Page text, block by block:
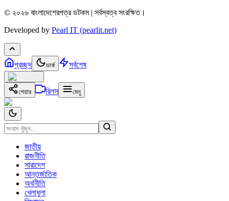
© ২০২৬ বাংলাদেশেরপত্র ডটকম | সর্বস্বত্ব সংরক্ষিত।
Developed by Pearl IT (pearlit.net)
প্রচ্ছদ ডার্ক সর্বশেষ
শেয়ার রিলস মেনু
জাতীয়
রাজনীতি
সারাদেশ
আন্তর্জাতিক
অর্থনীতি
খেলাধুলা